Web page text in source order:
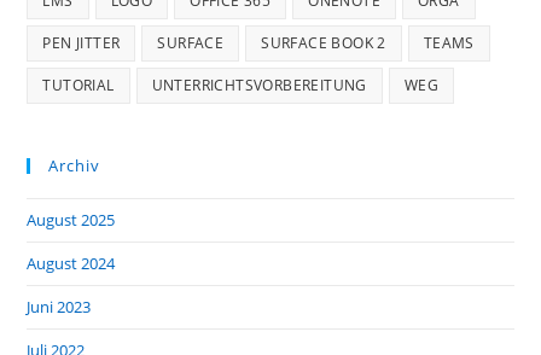
PEN JITTER SURFACE SURFACE BOOK 2 TEAMS
TUTORIAL UNTERRICHTSVORBEREITUNG WEG
Archiv
August 2025
August 2024
Juni 2023
Juli 2022